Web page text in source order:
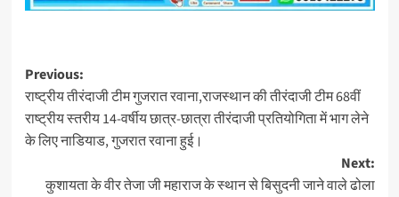
Previous:
राष्ट्रीय तीरंदाजी टीम गुजरात रवाना,राजस्थान की तीरंदाजी टीम 68वीं
राष्ट्रीय स्तरीय 14-वर्षीय छात्र-छात्रा तीरंदाजी प्रतियोगिता में भाग लेने
के लिए नाडियाड, गुजरात रवाना हुई।
Next:
कुशायता के वीर तेजा जी महाराज के स्थान से बिसुदनी जाने वाले ढोला